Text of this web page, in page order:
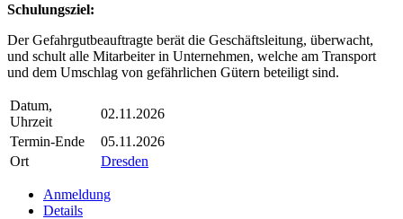
Schulungsziel:
Der Gefahrgutbeauftragte berät die Geschäftsleitung, überwacht,
und schult alle Mitarbeiter in Unternehmen, welche am Transport
und dem Umschlag von gefährlichen Gütern beteiligt sind.
Datum,
Uhrzeit
02.11.2026
Termin-Ende
05.11.2026
Ort
Dresden
Anmeldung
Details